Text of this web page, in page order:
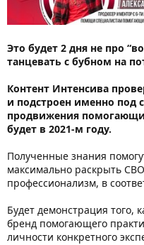
Это будет 2 дня не про
танцевать с бубном на
Контент Интенсива
и подстроен именно под
продвижения
будет в 2021-м году.
Полученные знания
максимально раскрыть
профессионализм, в
Будет демонстрация того,
бренд помогающего
личности конкретного